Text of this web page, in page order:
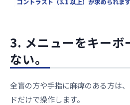
3. メニューをキーボ
ない。
全盲の方や手指に麻痺のある方は
ドだけで操作します。